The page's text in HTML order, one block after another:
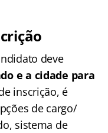
deve
e a cidade para
inscrição, é
de cargo/
sistema de